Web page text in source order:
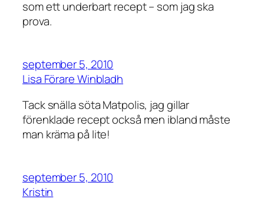
som ett underbart recept – som jag ska
prova.
september 5, 2010
Lisa Förare Winbladh
Tack snälla söta Matpolis, jag gillar
förenklade recept också men ibland måste
man kräma på lite!
september 5, 2010
Kristin